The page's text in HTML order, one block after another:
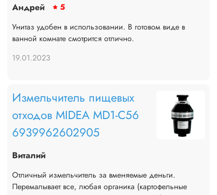
Андрей
5
Унитаз удобен в использовании. В готовом виде в
ванной комнате смотрится отлично.
19.01.2023
Измельчитель пищевых
отходов MIDEA MD1-C56
6939962602905
Виталий
Отличный измельчитель за вменяемые деньги.
Перемалывает все, любая органика (картофельные